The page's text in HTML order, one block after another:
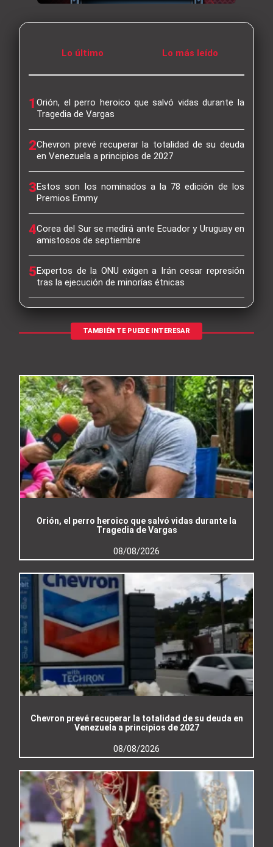
Lo último Lo más leído
1Orión, el perro heroico que salvó vidas durante la
Tragedia de Vargas
2Chevron prevé recuperar la totalidad de su deuda
en Venezuela a principios de 2027
3Estos son los nominados a la 78 edición de los
Premios Emmy
4Corea del Sur se medirá ante Ecuador y Uruguay en
amistosos de septiembre
5Expertos de la ONU exigen a Irán cesar represión
tras la ejecución de minorías étnicas
TAMBIÉN TE PUEDE INTERESAR
Orión, el perro heroico que salvó vidas durante la
Tragedia de Vargas
08/08/2026
Chevron prevé recuperar la totalidad de su deuda en
Venezuela a principios de 2027
08/08/2026